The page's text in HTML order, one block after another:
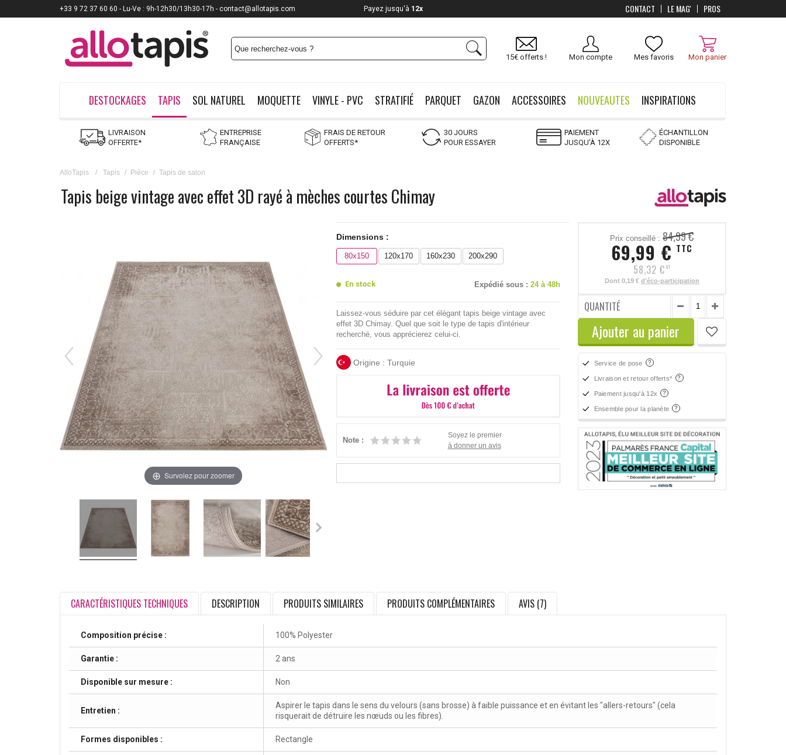
Mon panier
Mes favoris
Mon compte
15€ offerts !
DESTOCKAGES TAPIS SOL NATUREL MOQUETTE VINYLE - PVC STRATIFIÉ PARQUET GAZON ACCESSOIRES NOUVEAUTES INSPIRATIONS
LIVRAISON
OFFERTE*
ENTREPRISE
FRANÇAISE
FRAIS DE RETOUR
OFFERTS*
30 JOURS
POUR ESSAYER
PAIEMENT
JUSQU'À 12X
ÉCHANTILLON
DISPONIBLE
AlloTapis / Tapis / Pièce / Tapis de salon
Tapis beige vintage avec effet 3D rayé à mèches courtes Chimay
Survolez pour zoomer
Dimensions :
80x150 120x170 160x230 200x290
En stock Expédié sous : 24 à 48h
Laissez-vous séduire par cet élégant tapis beige vintage avec
effet 3D Chimay. Quel que soit le type de tapis d'intérieur
recherché, vous apprécierez celui-ci.
Origine : Turquie
Note :
Soyez le premier
à donner un avis
Prix conseillé :84,99 €
69,99 € TTC
58,32 € HT
Dont 0,19 € d'éco-participation
QUANTITÉ
Ajouter au panier
Service de pose
Livraison et retour offerts*
Paiement jusqu'à 12x
Ensemble pour la planète
CARACTÉRISTIQUES TECHNIQUES DESCRIPTION PRODUITS SIMILAIRES PRODUITS COMPLÉMENTAIRES AVIS (7)
Composition précise : 100% Polyester
Garantie : 2 ans
Disponible sur mesure : Non
Entretien :
Aspirer le tapis dans le sens du velours (sans brosse) à faible puissance et en évitant les "allers-retours" (cela
risquerait de détruire les nœuds ou les fibres).
Formes disponibles : Rectangle
PROS
LE MAG'
CONTACT
+33 9 72 37 60 60 - Lu-Ve : 9h-12h30/13h30-17h - contact@allotapis.com Payez jusqu'à 12x OFFERTSdès 100 €